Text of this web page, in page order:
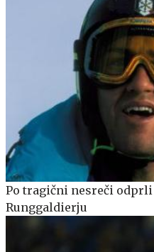
Po tragični nesreči
Runggaldierju